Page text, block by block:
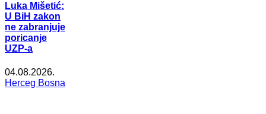
Luka Mišetić:
U BiH zakon
ne zabranjuje
poricanje
UZP-a
04.08.2026.
Herceg Bosna